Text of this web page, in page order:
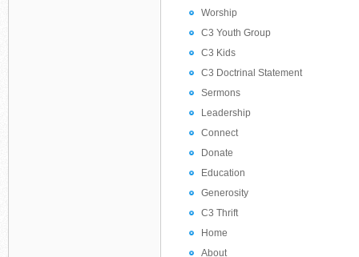
Worship
C3 Youth Group
C3 Kids
C3 Doctrinal Statement
Sermons
Leadership
Connect
Donate
Education
Generosity
C3 Thrift
Home
About